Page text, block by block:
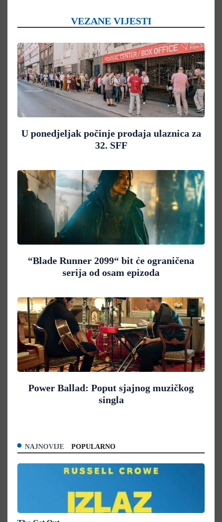
VEZANE VIJESTI
U ponedjeljak počinje prodaja ulaznica za
32. SFF
“Blade Runner 2099“ bit će ograničena
serija od osam epizoda
Power Ballad: Poput sjajnog muzičkog
singla
NAJNOVIJE POPULARNO